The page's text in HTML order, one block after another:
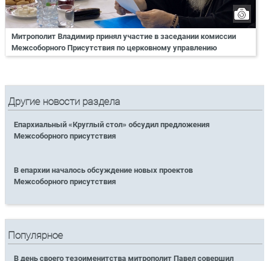
Митрополит Владимир принял участие в заседании комиссии
Межсоборного Присутствия по церковному управлению
Другие новости раздела
Епархиальный «Круглый стол» обсудил предложения
Межсоборного присутствия
В епархии началось обсуждение новых проектов
Межсоборного присутствия
Популярное
В день своего тезоименитства митрополит Павел совершил